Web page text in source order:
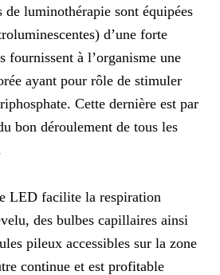
luminothérapie sont équipées
d’une forte
fournissent à l’organisme une
ayant pour rôle de stimuler
Cette dernière est par
bon déroulement de tous les
LED facilite la respiration
des bulbes capillaires ainsi
pileux accessibles sur la zone
continue et est profitable